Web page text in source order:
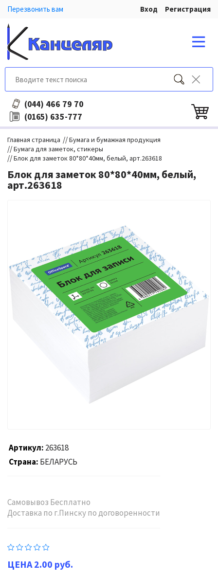
Перезвонить вам Вход Регистрация
(044) 466 79 70
(0165) 635-777
Главная страница //Бумага и бумажная продукция
//Бумага для заметок, стикеры
//Блок для заметок 80*80*40мм, белый, арт.263618
Блок для заметок 80*80*40мм, белый,
арт.263618
Артикул 263618
Страна БЕЛАРУСЬ
Самовывоз Бесплатно
Доставка по г.Пинску по договоренности
2.00 руб.